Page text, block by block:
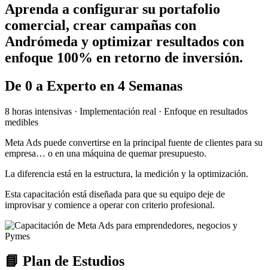
Aprenda a configurar su portafolio
comercial, crear campañas con
Andrómeda y optimizar resultados con
enfoque 100% en retorno de inversión.
De 0 a Experto en 4 Semanas
8 horas intensivas · Implementación real · Enfoque en resultados
medibles
Meta Ads puede convertirse en la principal fuente de clientes para su
empresa… o en una máquina de quemar presupuesto.
La diferencia está en la estructura, la medición y la optimización.
Esta capacitación está diseñada para que su equipo deje de
improvisar y comience a operar con criterio profesional.
📘 Plan de Estudios